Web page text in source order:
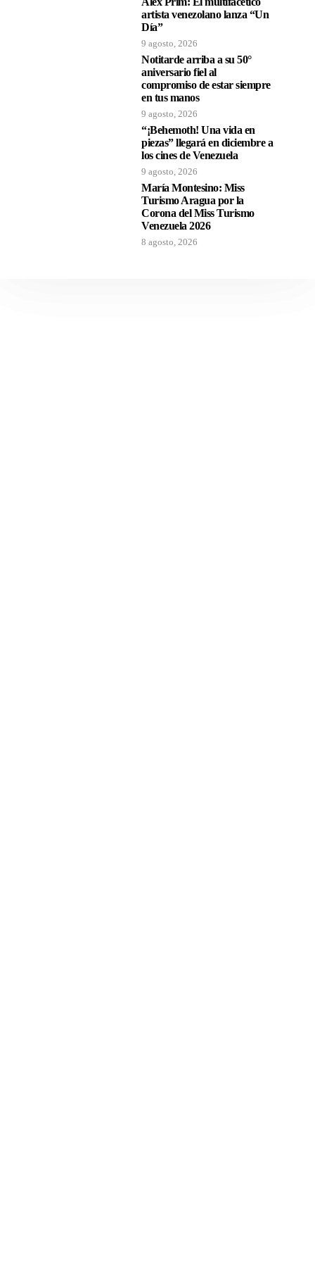
artista venezolano lanza “Un
Día”
9 agosto, 2026
Notitarde arriba a su 50°
aniversario fiel al
compromiso de estar siempre
en tus manos
9 agosto, 2026
“¡Behemoth! Una vida en
piezas” llegará en diciembre a
los cines de Venezuela
9 agosto, 2026
María Montesino: Miss
Turismo Aragua por la
Corona del Miss Turismo
Venezuela 2026
8 agosto, 2026